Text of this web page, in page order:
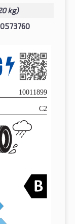
kg)